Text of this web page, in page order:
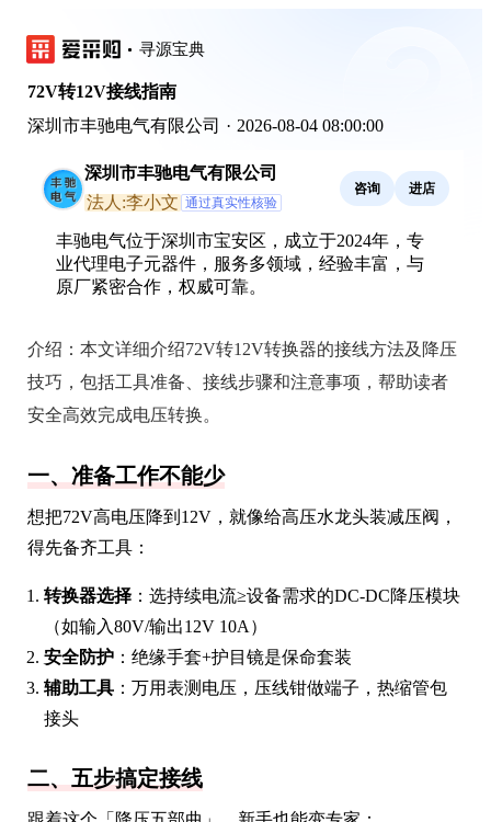
寻源宝典
72V转12V接线指南
深圳市丰驰电气有限公司 · 2026-08-04 08:00:00
深圳市丰驰电气有限公司
法人:李小文 通过真实性核验
咨询 进店
丰驰电气位于深圳市宝安区，成立于2024年，专
业代理电子元器件，服务多领域，经验丰富，与
原厂紧密合作，权威可靠。
介绍： 本文详细介绍72V转12V转换器的接线方法及降压
技巧，包括工具准备、接线步骤和注意事项，帮助读者
安全高效完成电压转换。
一、准备工作不能少
想把72V高电压降到12V，就像给高压水龙头装减压阀，
得先备齐工具：
转换器选择 ：选持续电流≥设备需求的DC-DC降压模块
（如输入80V/输出12V 10A）
安全防护 ：绝缘手套+护目镜是保命套装
辅助工具 ：万用表测电压，压线钳做端子，热缩管包
接头
二、五步搞定接线